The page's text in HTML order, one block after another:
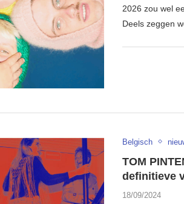
2026 zou wel
Deels zeggen
Belgisch
TOM
definitieve
18/09/2024